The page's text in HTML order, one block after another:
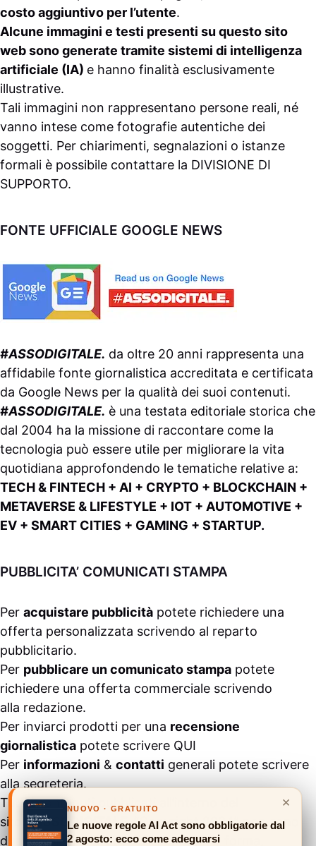
costo aggiuntivo per l’utente.
Alcune immagini e testi presenti su questo sito
web sono generate tramite sistemi di intelligenza
artificiale (IA) e hanno finalità esclusivamente
illustrative.
Tali immagini non rappresentano persone reali, né
vanno intese come fotografie autentiche dei
soggetti. Per chiarimenti, segnalazioni o istanze
formali è possibile contattare la DIVISIONE DI
SUPPORTO.
FONTE UFFICIALE GOOGLE NEWS
#ASSODIGITALE. da oltre 20 anni rappresenta una
affidabile fonte giornalistica accreditata e certificata
da Google News per la qualità dei suoi contenuti.
#ASSODIGITALE. è una testata editoriale storica che
dal 2004 ha la missione di raccontare come la
tecnologia può essere utile per migliorare la vita
quotidiana approfondendo le tematiche relative a:
TECH & FINTECH + AI + CRYPTO + BLOCKCHAIN +
METAVERSE & LIFESTYLE + IOT + AUTOMOTIVE +
EV + SMART CITIES + GAMING + STARTUP.
PUBBLICITA’ COMUNICATI STAMPA
Per acquistare pubblicità potete richiedere una
offerta personalizzata scrivendo al reparto
pubblicitario.
Per pubblicare un comunicato stampa potete
richiedere una offerta commerciale scrivendo
alla redazione.
Per inviarci prodotti per una recensione
giornalistica potete scrivere QUI
Per informazioni & contatti generali potete scrivere
alla segreteria.
Tutti i contenuti pubblicati all’interno del
sito #ASSODIGITALE.“Copyright 2024” non sono
duplicabili e/o riproducibili in nessuna forma,
×
NUOVO · GRATUITO
Le nuove regole AI Act sono obbligatorie dal
2 agosto: ecco come adeguarsi